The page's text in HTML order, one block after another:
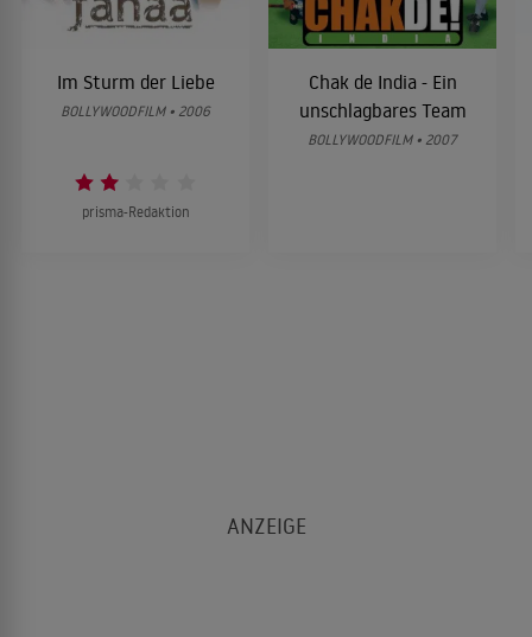
Im Sturm der Liebe
BOLLYWOODFILM • 2006
prisma-Redaktion
Chak de India - Ein
unschlagbares Team
BOLLYWOODFILM • 2007